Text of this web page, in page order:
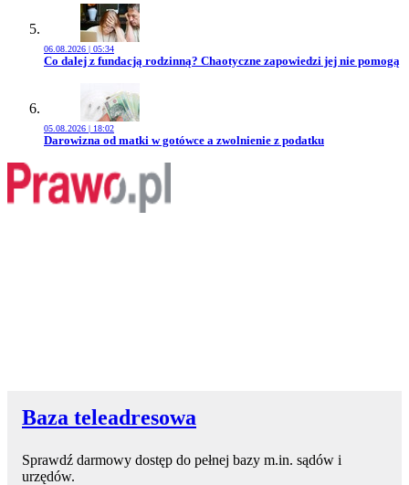
06.08.2026 | 05:34
Przejdź do artykułu:
Co dalej z fundacją rodzinną? Chaotyczne zapowiedzi jej nie pomogą
05.08.2026 | 18:02
Przejdź do artykułu:
Darowizna od matki w gotówce a zwolnienie z podatku
Baza teleadresowa
Sprawdź darmowy dostęp do pełnej bazy m.in. sądów i
urzędów.